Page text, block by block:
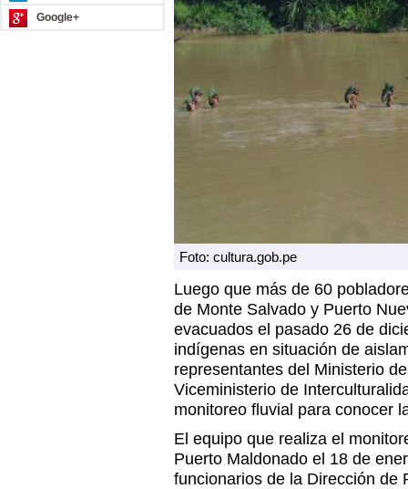
Google+
Foto: cultura.gob.pe
Luego que más de 60
de Monte Salvado y Puerto
evacuados el pasado 26 de
indígenas en situación de
representantes del Ministerio
Viceministerio de
monitoreo fluvial para conocer
El equipo que realiza el
Puerto Maldonado el 18 de
funcionarios de la Dirección de